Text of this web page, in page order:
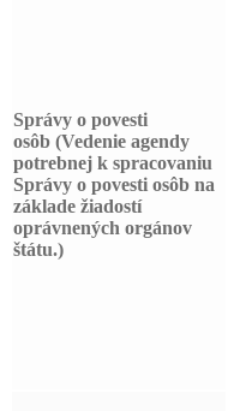
Správy o povesti
osôb (Vedenie agendy
potrebnej k spracovaniu
Správy o povesti osôb na
základe žiadostí
oprávnených orgánov
štátu.)